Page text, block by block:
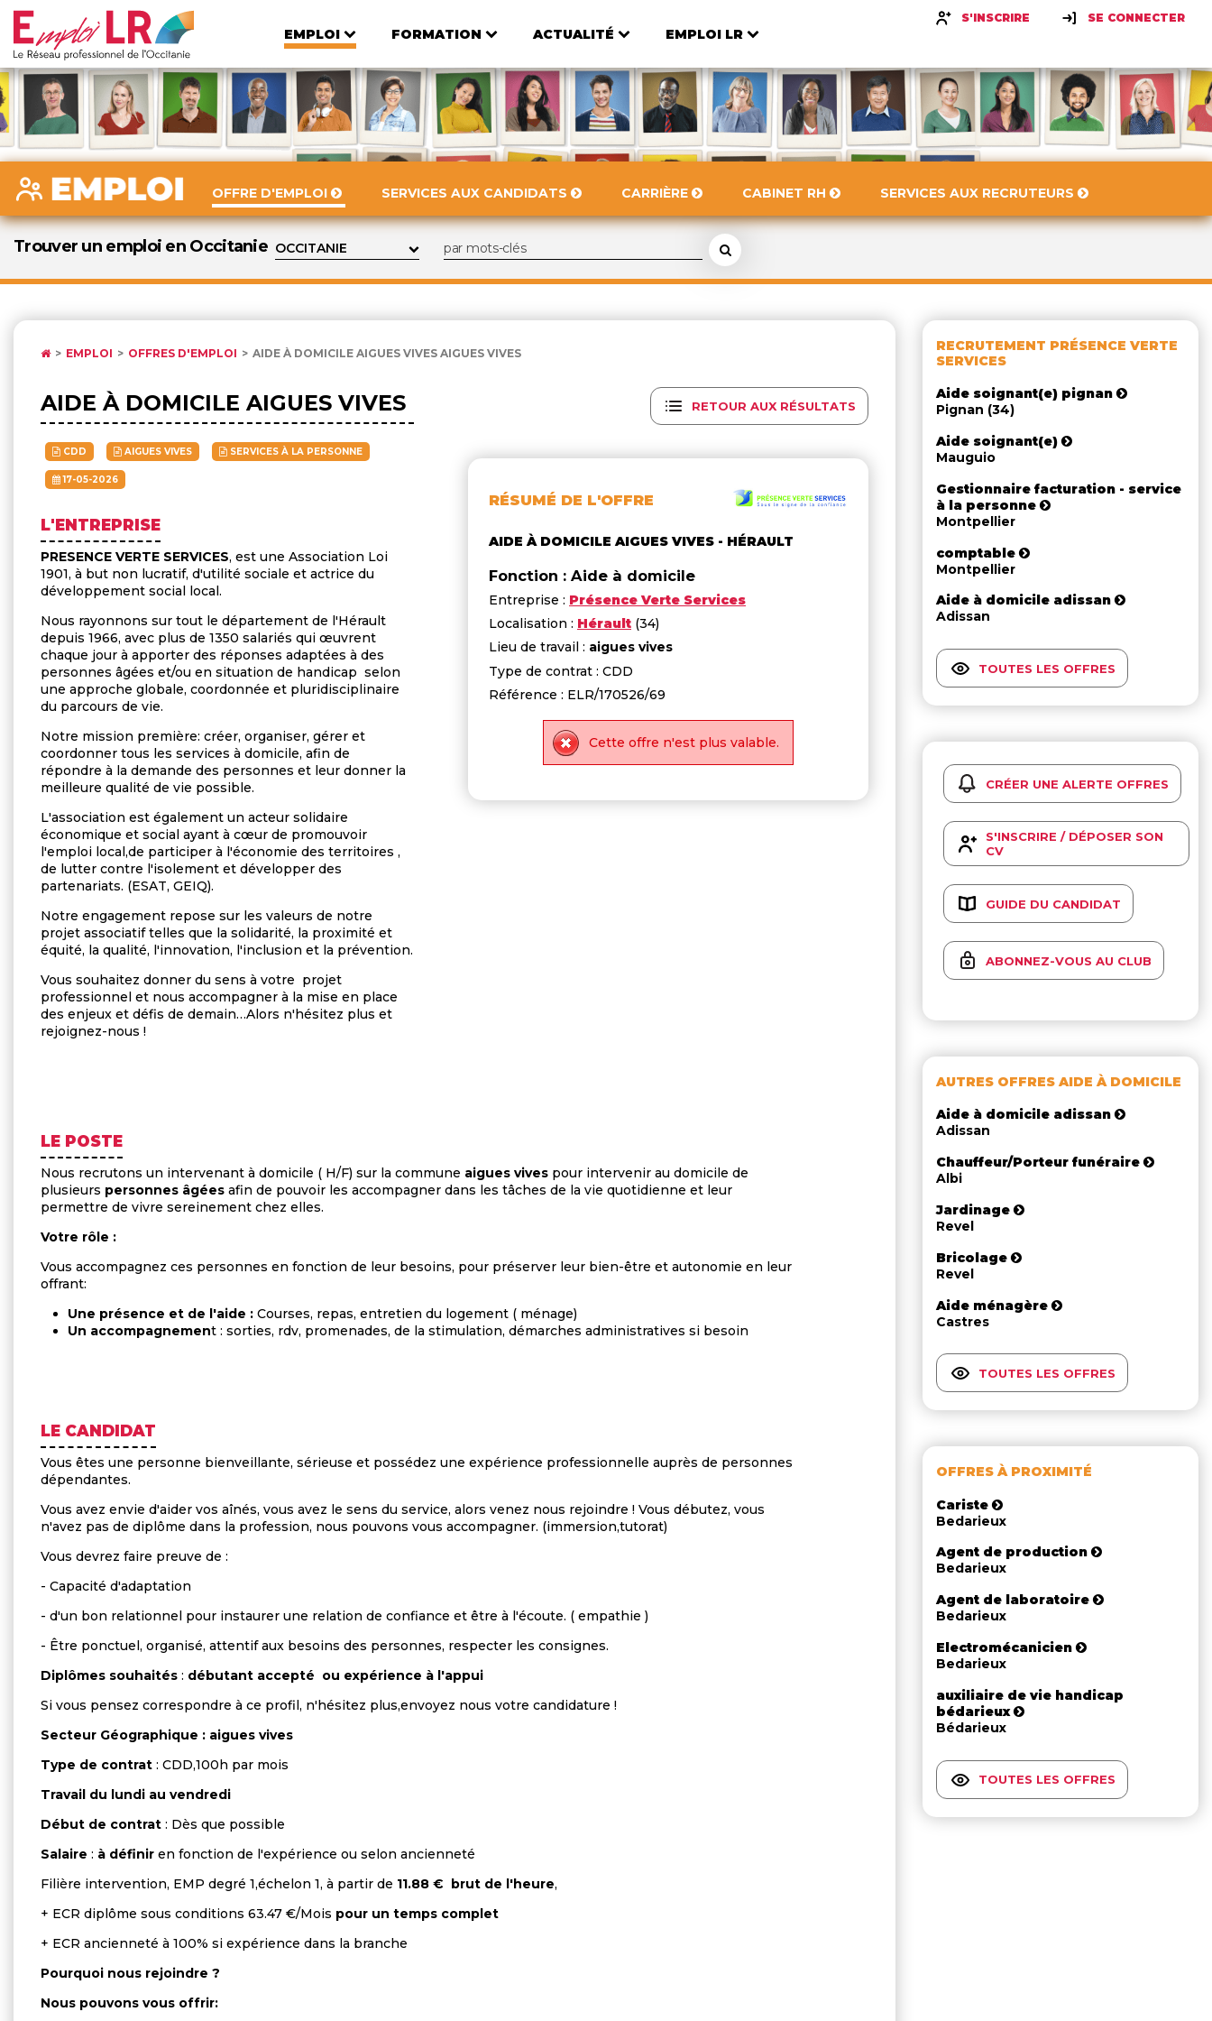
EMPLOI FORMATION ACTUALITÉ EMPLOI LR
S'INSCRIRE SE CONNECTER
OFFRE D'EMPLOI SERVICES AUX CANDIDATS CARRIÈRE CABINET RH SERVICES AUX RECRUTEURS
Trouver un emploi en Occitanie
EMPLOI OFFRES D'EMPLOI AIDE À DOMICILE AIGUES VIVES AIGUES VIVES
RETOUR AUX RÉSULTATS
RÉSUMÉ DE L'OFFRE
AIDE À DOMICILE AIGUES VIVES - HÉRAULT
Fonction : Aide à domicile
Entreprise : Présence Verte Services
Localisation : Hérault (34)
Lieu de travail : aigues vives
Type de contrat : CDD
Référence : ELR/170526/69
Cette offre n'est plus valable.
AIDE À DOMICILE AIGUES VIVES
CDD AIGUES VIVES SERVICES À LA PERSONNE
17-05-2026
L'ENTREPRISE
PRESENCE VERTE SERVICES, est une Association Loi
1901, à but non lucratif, d'utilité sociale et actrice du
développement social local.
Nous rayonnons sur tout le département de l'Hérault
depuis 1966, avec plus de 1350 salariés qui œuvrent
chaque jour à apporter des réponses adaptées à des
personnes âgées et/ou en situation de handicap selon
une approche globale, coordonnée et pluridisciplinaire
du parcours de vie.
Notre mission première: créer, organiser, gérer et
coordonner tous les services à domicile, afin de
répondre à la demande des personnes et leur donner la
meilleure qualité de vie possible.
L'association est également un acteur solidaire
économique et social ayant à cœur de promouvoir
l'emploi local,de participer à l'économie des territoires ,
de lutter contre l'isolement et développer des
partenariats. (ESAT, GEIQ).
Notre engagement repose sur les valeurs de notre
projet associatif telles que la solidarité, la proximité et
équité, la qualité, l'innovation, l'inclusion et la prévention.
Vous souhaitez donner du sens à votre projet
professionnel et nous accompagner à la mise en place
des enjeux et défis de demain…Alors n'hésitez plus et
rejoignez-nous !
LE POSTE
Nous recrutons un intervenant à domicile ( H/F) sur la commune aigues vives pour intervenir au domicile de
plusieurs personnes âgées afin de pouvoir les accompagner dans les tâches de la vie quotidienne et leur
permettre de vivre sereinement chez elles.
Votre rôle :
Vous accompagnez ces personnes en fonction de leur besoins, pour préserver leur bien-être et autonomie en leur
offrant:
Une présence et de l'aide : Courses, repas, entretien du logement ( ménage)
Un accompagnement : sorties, rdv, promenades, de la stimulation, démarches administratives si besoin
LE CANDIDAT
Vous êtes une personne bienveillante, sérieuse et possédez une expérience professionnelle auprès de personnes
dépendantes.
Vous avez envie d'aider vos aînés, vous avez le sens du service, alors venez nous rejoindre ! Vous débutez, vous
n'avez pas de diplôme dans la profession, nous pouvons vous accompagner. (immersion,tutorat)
Vous devrez faire preuve de :
- Capacité d'adaptation
- d'un bon relationnel pour instaurer une relation de confiance et être à l'écoute. ( empathie )
- Être ponctuel, organisé, attentif aux besoins des personnes, respecter les consignes.
Diplômes souhaités : débutant accepté ou expérience à l'appui
Si vous pensez correspondre à ce profil, n'hésitez plus,envoyez nous votre candidature !
Secteur Géographique : aigues vives
Type de contrat : CDD,100h par mois
Travail du lundi au vendredi
Début de contrat : Dès que possible
Salaire : à définir en fonction de l'expérience ou selon ancienneté
Filière intervention, EMP degré 1,échelon 1, à partir de 11.88 € brut de l'heure,
+ ECR diplôme sous conditions 63.47 €/Mois pour un temps complet
+ ECR ancienneté à 100% si expérience dans la branche
Pourquoi nous rejoindre ?
Nous pouvons vous offrir:
RECRUTEMENT PRÉSENCE VERTE
SERVICES
Aide soignant(e) pignan
Pignan (34)
Aide soignant(e)
Mauguio
Gestionnaire facturation - service
à la personne
Montpellier
comptable
Montpellier
Aide à domicile adissan
Adissan
TOUTES LES OFFRES
CRÉER UNE ALERTE OFFRES
S'INSCRIRE / DÉPOSER SON
CV
GUIDE DU CANDIDAT
ABONNEZ-VOUS AU CLUB
AUTRES OFFRES AIDE À DOMICILE
Aide à domicile adissan
Adissan
Chauffeur/Porteur funéraire
Albi
Jardinage
Revel
Bricolage
Revel
Aide ménagère
Castres
TOUTES LES OFFRES
OFFRES À PROXIMITÉ
Cariste
Bedarieux
Agent de production
Bedarieux
Agent de laboratoire
Bedarieux
Electromécanicien
Bedarieux
auxiliaire de vie handicap
bédarieux
Bédarieux
TOUTES LES OFFRES